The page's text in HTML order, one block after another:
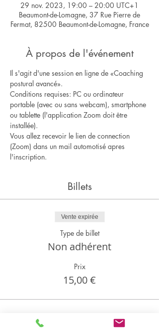
29 nov. 2023, 19:00 – 20:00 UTC+1
Beaumont-de-Lomagne, 37 Rue Pierre de
Fermat, 82500 Beaumont-de-Lomagne, France
À propos de l'événement
Il s'agit d'une session en ligne de «Coaching
postural avancé».
Conditions requises: PC ou ordinateur
portable (avec ou sans webcam), smartphone
ou tablette (l'application Zoom doit être
installée).
Vous allez recevoir le lien de connection
(Zoom) dans un mail automotisé apres
l'inscription.
Billets
Vente expirée
Type de billet
Non adhérent
Prix
15,00 €
Partager cet événement